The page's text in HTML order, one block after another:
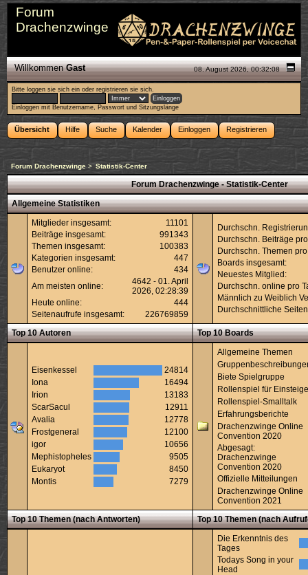
Forum
Drachenzwinge
08. August 2026, 00:32:08
WillkommenGast
Bitte loggen sie sich ein oderregistrieren sie sich.
Einloggen mit Benutzername, Passwort und Sitzungslänge
Übersicht Hilfe Suche Kalender Einloggen Registrieren
Forum Drachenzwinge > Statistik-Center
Forum Drachenzwinge - Statistik-Center
Allgemeine Statistiken
Mitglieder insgesamt:
11101
Beiträge insgesamt:
991343
Themen insgesamt:
100383
Kategorien insgesamt:
447
Benutzer online:
434
Am meisten online:
4642 - 01. April
2026, 02:28:39
Heute online:
444
Seitenaufrufe insgesamt:
226769859
Durchschn.
Durchschn. Beiträge
Durchschn. Themen
Boards insgesamt:
Neuestes Mitglied:
Durchschn. online pro
Männlich zu Weiblich
Durchschnittliche
Top 10 Autoren Top 10 Boards
Eisenkessel
24814
Iona
16494
Irion
13183
ScarSacul
12911
Avalia
12778
Frostgeneral
12100
igor
10656
Mephistopheles
9505
Eukaryot
8450
Montis
7279
Allgemeine Themen
Biete Spielgruppe
Rollenspiel für
Rollenspiel-Smalltalk
Erfahrungsberichte
Drachenzwinge Online
Convention 2020
Abgesagt:
Drachenzwinge
Convention 2020
Offizielle Mitteilungen
Drachenzwinge Online
Convention 2021
Top 10 Themen (nach Antworten)
Top 10 Themen (nach
Die Erkenntnis des
Tages
Todays Song in your
Head